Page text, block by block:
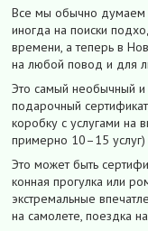
Все мы обычно думаем
иногда на поиски
времени, а теперь в
на любой повод и для
Это самый необычный
подарочный
коробку с услугами на
примерно 10–15 услуг)
Это может быть
конная прогулка или
экстремальные
на самолете, поездка